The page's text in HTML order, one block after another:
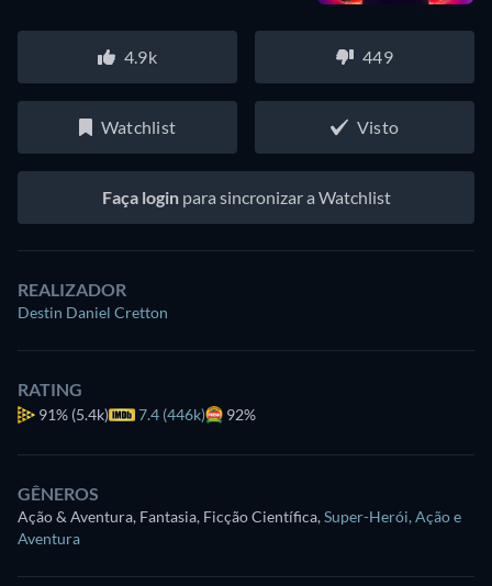
4.9k 449
Watchlist Visto
Faça loginpara sincronizar a Watchlist
REALIZADOR
Destin Daniel Cretton
RATING
91% (5.4k) 7.4 (446k) 92%
GÊNEROS
Ação & Aventura, Fantasia, Ficção Científica,Super-Herói, Ação e
Aventura